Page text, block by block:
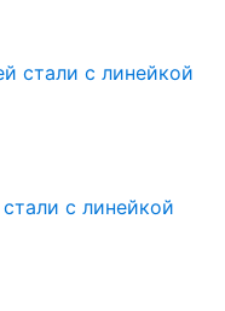
с линейкой